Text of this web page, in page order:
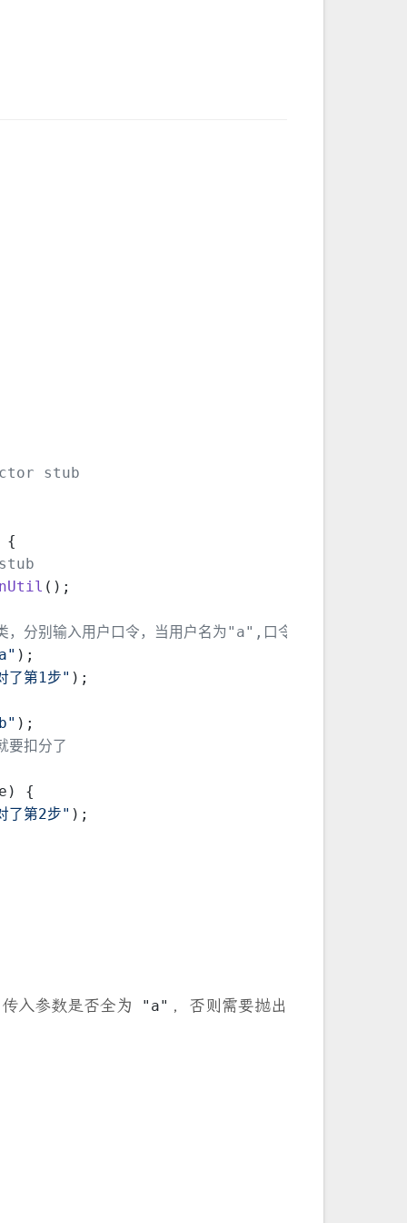
stub
{
();
分别输入用户口令，当用户名为"a",口令为"a",不抛
);
了第1步" );
);
扣分了
{
了第2步" );
传入参数是否全为 "a" ，否则需要抛出